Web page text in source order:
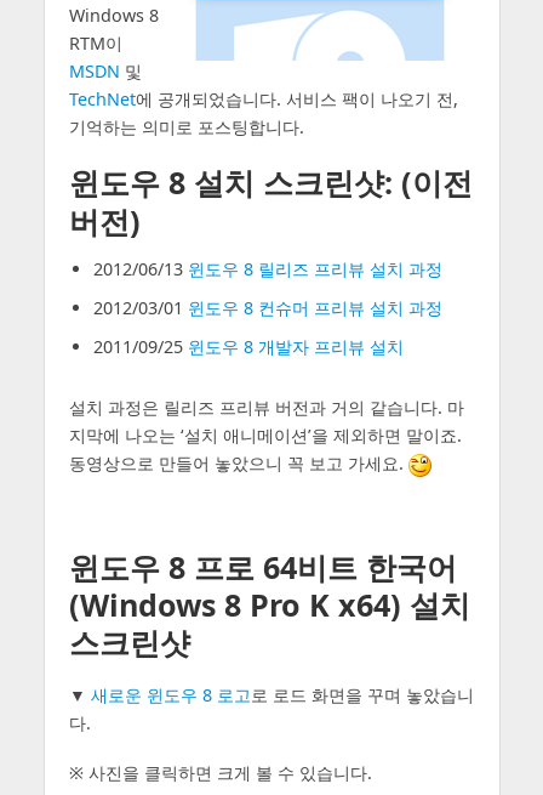
Windows 8
RTM이
MSDN 및
TechNet에 공개되었습니다. 서비스 팩이 나오기 전,
기억하는 의미로 포스팅합니다.
윈도우 8 설치 스크린샷: (이전
버전)
2012/06/13 윈도우 8 릴리즈 프리뷰 설치 과정
2012/03/01 윈도우 8 컨슈머 프리뷰 설치 과정
2011/09/25 윈도우 8 개발자 프리뷰 설치
설치 과정은 릴리즈 프리뷰 버전과 거의 같습니다. 마
지막에 나오는 ‘설치 애니메이션’을 제외하면 말이죠.
동영상으로 만들어 놓았으니 꼭 보고 가세요.
윈도우 8 프로 64비트 한국어
(Windows 8 Pro K x64) 설치
스크린샷
▼ 새로운 윈도우 8 로고로 로드 화면을 꾸며 놓았습니
다.
※ 사진을 클릭하면 크게 볼 수 있습니다.